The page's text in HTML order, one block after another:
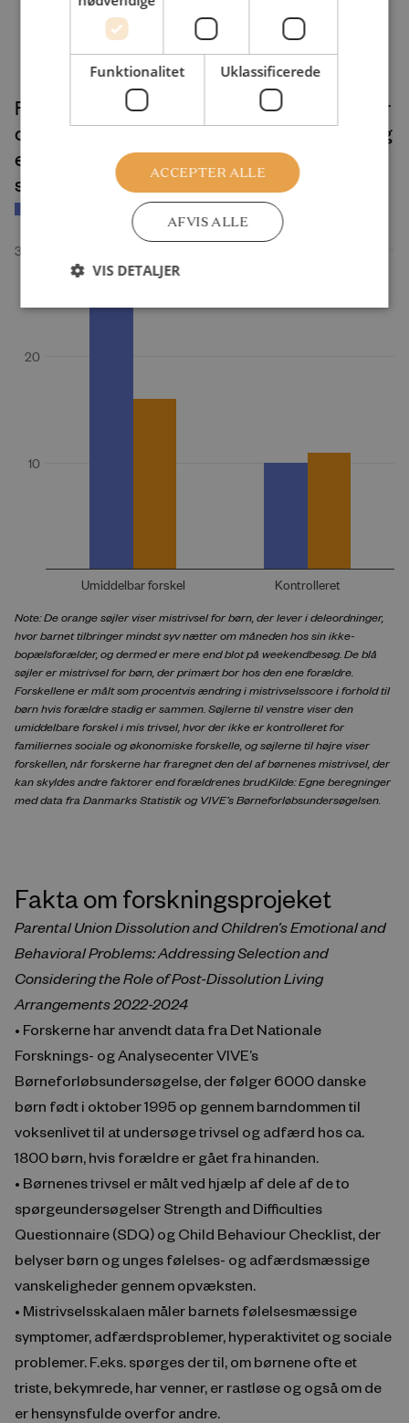
Note: De orange søjler viser mistrivsel for børn, der lever i deleordninger,
hvor barnet tilbringer mindst syv nætter om måneden hos sin ikke-
bopælsforælder, og dermed er mere end blot på weekendbesøg. De blå
søjler er mistrivsel for børn, der primært bor hos den ene forældre.
Forskellene er målt som procentvis ændring i mistrivselsscore i forhold til
børn hvis forældre stadig er sammen. Søjlerne til venstre viser den
umiddelbare forskel i mis trivsel, hvor der ikke er kontrolleret for
familiernes sociale og økonomiske forskelle, og søjlerne til højre viser
forskellen, når forskerne har fraregnet den del af børnenes mistrivsel, der
kan skyldes andre faktorer end forældrenes brud.Kilde: Egne beregninger
med data fra Danmarks Statistik og VIVE’s Børneforløbsundersøgelsen.
Fakta om forskningsprojeket
Parental Union Dissolution and Children’s Emotional and
Behavioral Problems: Addressing Selection and
Considering the Role of Post-Dissolution Living
Arrangements 2022-2024
• Forskerne har anvendt data fra Det Nationale
Forsknings- og Analysecenter VIVE’s
Børneforløbsundersøgelse, der følger 6000 danske
børn født i oktober 1995 op gennem barndommen til
voksenlivet til at undersøge trivsel og adfærd hos ca.
1800 børn, hvis forældre er gået fra hinanden.
• Børnenes trivsel er målt ved hjælp af dele af de to
spørgeundersøgelser Strength and Difficulties
Questionnaire (SDQ) og Child Behaviour Checklist, der
belyser børn og unges følelses- og adfærdsmæssige
vanskeligheder gennem opvæksten.
• Mistrivselsskalaen måler barnets følelsesmæssige
symptomer, adfærdsproblemer, hyperaktivitet og sociale
problemer. F.eks. spørges der til, om børnene ofte et
triste, bekymrede, har venner, er rastløse og også om de
er hensynsfulde overfor andre.
Funktionalitet Uklassificerede
ACCEPTER ALLE
AFVIS ALLE
VIS DETALJER